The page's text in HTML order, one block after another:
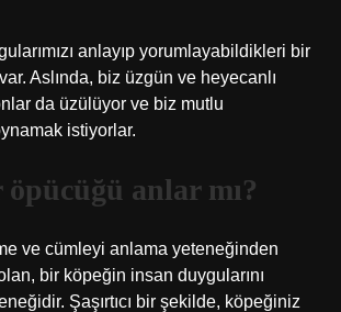
anlayıp yorumlayabildikleri bir
Aslında, biz üzgün ve heyecanlı
da üzülüyor ve biz mutlu
istiyorlar.
anlar mı?
ve cümleyi anlama yeteneğinden
bir köpeğin insan duygularını
Şaşırtıcı bir şekilde, köpeğiniz